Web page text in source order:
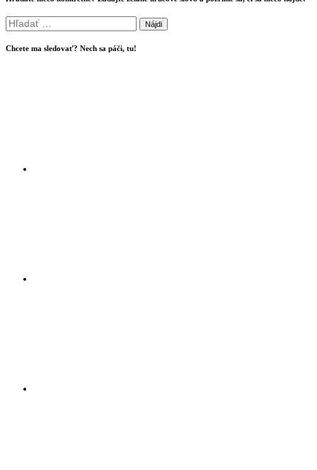
Hľadať:
Chcete ma sledovať? Nech sa páči, tu!